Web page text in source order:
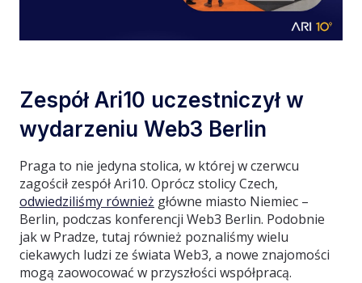
Zespół Ari10 uczestniczył w
wydarzeniu Web3 Berlin
Praga to nie jedyna stolica, w której w czerwcu
zagościł zespół Ari10. Oprócz stolicy Czech,
odwiedziliśmy również główne miasto Niemiec –
Berlin, podczas konferencji Web3 Berlin. Podobnie
jak w Pradze, tutaj również poznaliśmy wielu
ciekawych ludzi ze świata Web3, a nowe znajomości
mogą zaowocować w przyszłości współpracą.